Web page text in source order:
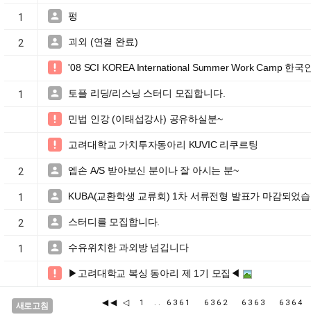
1  펑
2  괴외 (연결 완료)
 '08 SCI KOREA International Summer Work Camp 한국
1  토플 리딩/리스닝 스터디 모집합니다.
 민법 인강 (이태섭강사) 공유하실분~
 고려대학교 가치투자동아리 KUVIC 리쿠르팅
2  엡손 A/S 받아보신 분이나 잘 아시는 분~
1  KUBA(교환학생 교류회) 1차 서류전형 발표가 마감되었
2  스터디를 모집합니다.
1  수유위치한 과외방 넘깁니다
 ▶고려대학교 복싱 동아리 제 1기 모집◀
새로고침 ◀◀ ◁ 1 .. 6361 6362 6363